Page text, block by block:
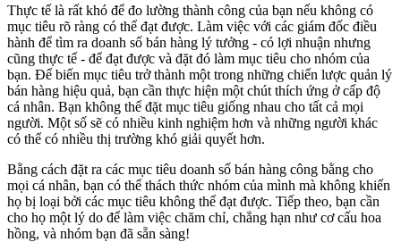
Thực tế là rất khó để đo lường thành công của bạn nếu không có
mục tiêu rõ ràng có thể đạt được. Làm việc với các giám đốc điều
hành để tìm ra doanh số bán hàng lý tưởng - có lợi nhuận nhưng
cũng thực tế - để đạt được và đặt đó làm mục tiêu cho nhóm của
bạn. Để biến mục tiêu trở thành một trong những chiến lược quản lý
bán hàng hiệu quả, bạn cần thực hiện một chút thích ứng ở cấp độ
cá nhân. Bạn không thể đặt mục tiêu giống nhau cho tất cả mọi
người. Một số sẽ có nhiều kinh nghiệm hơn và những người khác
có thể có nhiều thị trường khó giải quyết hơn.
Bằng cách đặt ra các mục tiêu doanh số bán hàng công bằng cho
mọi cá nhân, bạn có thể thách thức nhóm của mình mà không khiến
họ bị loại bởi các mục tiêu không thể đạt được. Tiếp theo, bạn cần
cho họ một lý do để làm việc chăm chỉ, chẳng hạn như cơ cấu hoa
hồng, và nhóm bạn đã sẵn sàng!